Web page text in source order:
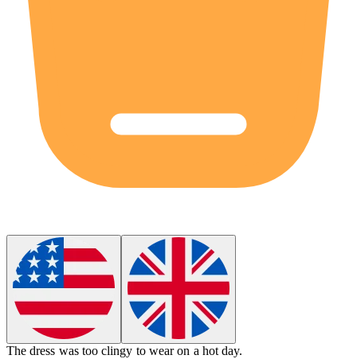
The dress was tooclingy to wear on a hot day.